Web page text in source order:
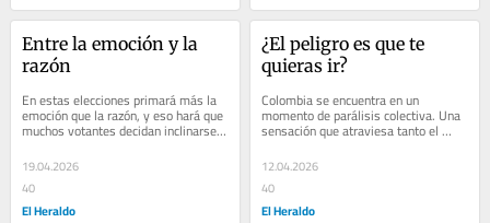
Entre la emoción y la
razón
En estas elecciones primará más la
emoción que la razón, y eso hará que
muchos votantes decidan inclinarse
19.04.2026
40
El Heraldo
¿El peligro es que te
quieras ir?
Colombia se encuentra en un
momento de parálisis colectiva. Una
sensación que atraviesa tanto el
sector público como el privado, en la
que personas...
12.04.2026
40
El Heraldo